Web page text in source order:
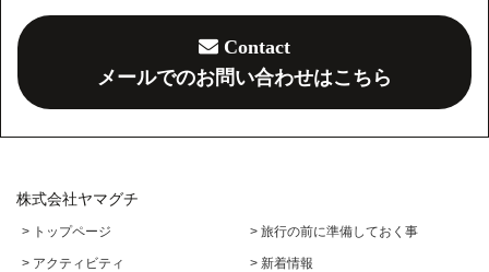
Contact
メールでのお問い合わせはこちら
株式会社ヤマグチ
> トップページ > 旅行の前に準備しておく事
> アクティビティ > 新着情報